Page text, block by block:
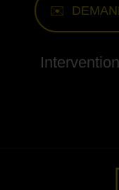
✉️